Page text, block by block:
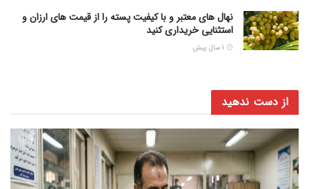
نهال های معتبر و با کیفیت پسته را از قیمت های ارزان و
استثنایی خریداری کنید
از دست ندهید